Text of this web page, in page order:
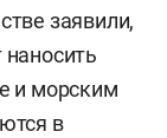
заявили,
и морским
в